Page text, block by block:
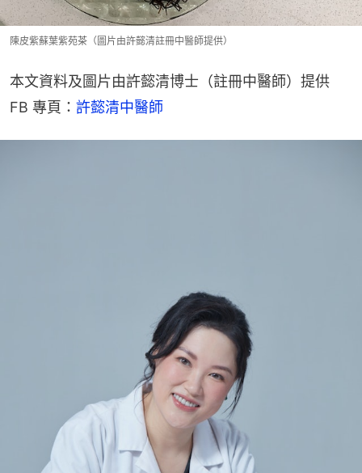
陳皮紫蘇葉紫苑茶（圖片由許懿清註冊中醫師提供）
本文資料及圖片由許懿清博士（註冊中醫師）提供
FB 專頁： 許懿清中醫師